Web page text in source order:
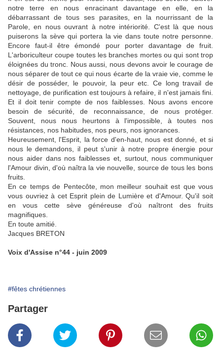
notre terre en nous enracinant davantage en elle, en la
débarrassant de tous ses parasites, en la nourrissant de la
Parole, en nous ouvrant à notre intériorité. C'est là que nous
puiserons la sève qui portera la vie dans toute notre personne.
Encore faut-il être émondé pour porter davantage de fruit.
L'arboriculteur coupe toutes les branches mortes ou qui sont trop
éloignées du tronc. Nous aussi, nous devons avoir le courage de
nous séparer de tout ce qui nous écarte de la vraie vie, comme le
désir de posséder, le pouvoir, la peur etc. Ce long travail de
nettoyage, de purification est toujours à refaire, il n'est jamais fini.
Et il doit tenir compte de nos faiblesses. Nous avons encore
besoin de sécurité, de reconnaissance, de nous protéger.
Souvent, nous nous heurtons à l'impossible, à toutes nos
résistances, nos habitudes, nos peurs, nos ignorances.
Heureusement, l'Esprit, la force d'en-haut, nous est donné, et si
nous le demandons, il peut s'unir à notre propre énergie pour
nous aider dans nos faiblesses et, surtout, nous communiquer
l'Amour divin, d'où naîtra la vie nouvelle, source de tous les bons
fruits.
En ce temps de Pentecôte, mon meilleur souhait est que vous
vous ouvriez à cet Esprit plein de Lumière et d'Amour. Qu'il soit
en vous cette sève généreuse d'où naîtront des fruits
magnifiques.
En toute amitié.
Jacques BRETON
Voix d'Assise n°44 - juin 2009
#fêtes chrétiennes
Partager